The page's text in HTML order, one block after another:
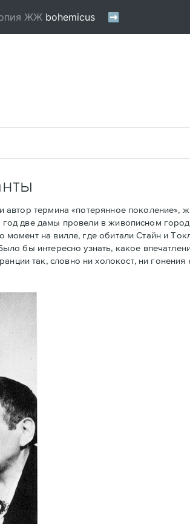
термина «потерянное поколение»,
две дамы провели в живописном
на вилле, где обитали Стайн и
бы интересно узнать, какое
так, словно ни холокост, ни гонения